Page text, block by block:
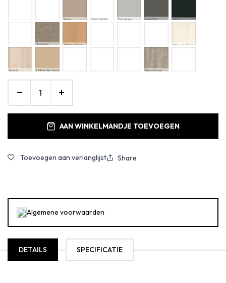
AAN WINKELMANDJE TOEVOEGEN
Toevoegen aan verlanglijst Share
Algemene voorwaarden
DETAILS SPECIFICATIE